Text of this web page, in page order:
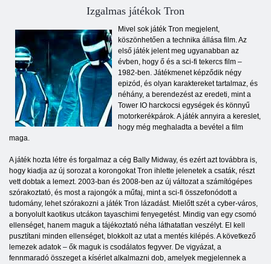
Izgalmas játékok Tron
Mivel sok játék Tron megjelent,
köszönhetően a technika állása film. Az
első játék jelent meg ugyanabban az
évben, hogy ő és a sci-fi tekercs film –
1982-ben. Játékmenet képződik négy
epizód, és olyan karaktereket tartalmaz, és
néhány, a berendezést az eredeti, mint a
Tower IO harckocsi egységek és könnyű
motorkerékpárok. A játék annyira a kereslet,
hogy még meghaladta a bevétel a film
maga.
A játék hozta létre és forgalmaz a cég Bally Midway, és ezért azt továbbra is,
hogy kiadja az új sorozat a korongokat Tron ihlette jelenetek a csaták, részt
vett dobtak a lemezt. 2003-ban és 2008-ben az új változat a számítógépes
szórakoztató, és most a rajongók a műfaj, mint a sci-fi összefonódott a
tudomány, lehet szórakozni a játék Tron lázadást. Mielőtt szét a cyber-város,
a bonyolult kaotikus utcákon tayaschimi fenyegetést. Mindig van egy csomó
ellenséget, hanem maguk a tájékoztató néha láthatatlan veszélyt. El kell
pusztítani minden ellenséget, blokkolt az utat a mentés kilépés. A következő
lemezek adatok – ők maguk is csodálatos fegyver. De vigyázat, a
fennmaradó összeget a kísérlet alkalmazni dob, amelyek megjelennek a